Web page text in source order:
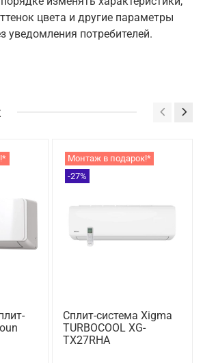
цвета и другие параметры
уведомления потребителей.
Монтаж в подарок!*
-27%
Сплит-система Xigma
TURBOCOOL XG-
TX27RHA